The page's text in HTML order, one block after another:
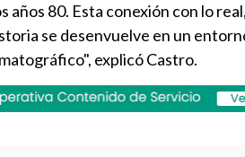
años 80. Esta conexión con lo
se desenvuelve en un
explicó Castro.